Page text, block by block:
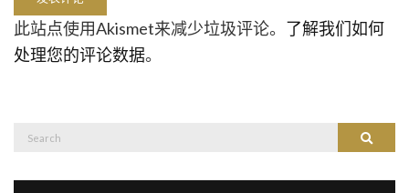
此站点使用Akismet来减少垃圾评论。 了解我们如何
处理您的评论数据。
Search